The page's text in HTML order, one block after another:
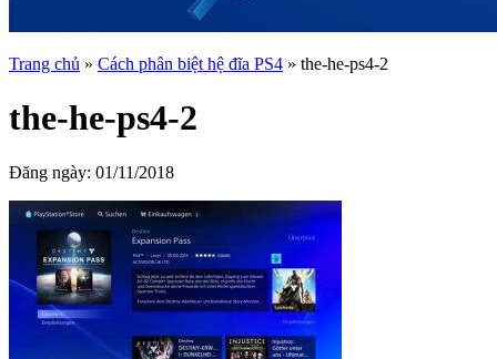
Trang chủ » Cách phân biệt hệ đĩa PS4 » the-he-ps4-2
the-he-ps4-2
Đăng ngày: 01/11/2018